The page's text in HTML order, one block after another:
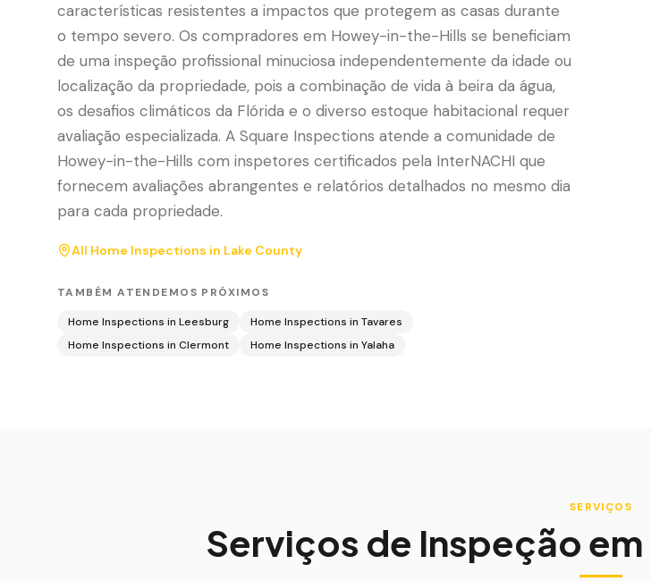
características resistentes a impactos que protegem as casas durante
o tempo severo. Os compradores em Howey-in-the-Hills se beneficiam
de uma inspeção profissional minuciosa independentemente da idade ou
localização da propriedade, pois a combinação de vida à beira da água,
os desafios climáticos da Flórida e o diverso estoque habitacional requer
avaliação especializada. A Square Inspections atende a comunidade de
Howey-in-the-Hills com inspetores certificados pela InterNACHI que
fornecem avaliações abrangentes e relatórios detalhados no mesmo dia
para cada propriedade.
All Home Inspections in Lake County
TAMBÉM ATENDEMOS PRÓXIMOS
Home Inspections in Leesburg Home Inspections in Tavares
Home Inspections in Clermont Home Inspections in Yalaha
SERVIÇOS
Serviços de Inspeção em